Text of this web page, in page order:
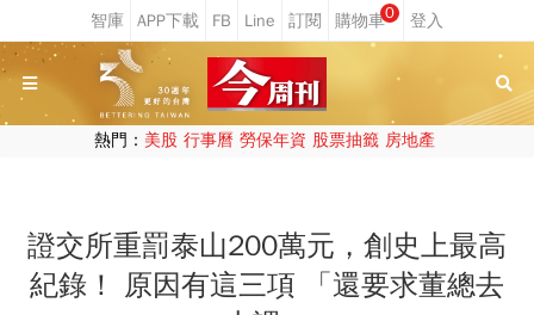
0
熱門： 美股 行事曆 勞保年資 股票抽籤 房地產
證交所重罰泰山200萬元，創史上最高
紀錄！ 原因有這三項 「還要求董總去